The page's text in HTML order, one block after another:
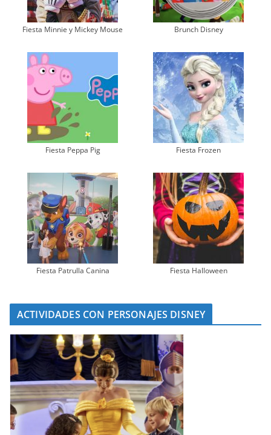
Fiesta Minnie y Mickey Mouse Brunch Disney
Fiesta Peppa Pig Fiesta Frozen
Fiesta Patrulla Canina Fiesta Halloween
ACTIVIDADES CON PERSONAJES DISNEY